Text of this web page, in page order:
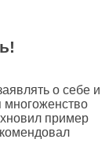
о себе и
многоженство
пример